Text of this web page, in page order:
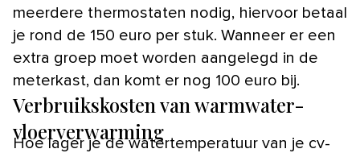
meerdere thermostaten nodig, hiervoor betaal
je rond de 150 euro per stuk. Wanneer er een
extra groep moet worden aangelegd in de
meterkast, dan komt er nog 100 euro bij.
Verbruikskosten van warmwater-
vloerverwarming
Hoe lager je de watertemperatuur van je cv-